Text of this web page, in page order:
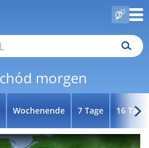
morgen
Wochenende 7 Tage 16 Tage